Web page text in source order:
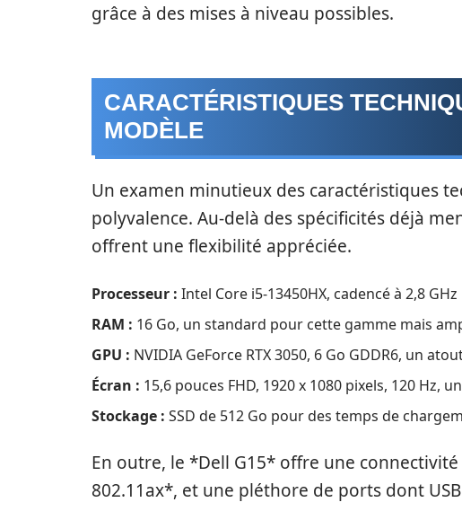
grâce à des mises à niveau possibles.
CARACTÉRISTIQUES
MODÈLE
Un examen minutieux des caractéristiques
polyvalence. Au-delà des spécificités déjà
offrent une flexibilité appréciée.
Processeur : Intel Core i5-13450HX, cadencé à 2,8 GHz
RAM : 16 Go, un standard pour cette gamme mais
GPU : NVIDIA GeForce RTX 3050, 6 Go GDDR6, un
Écran : 15,6 pouces FHD, 1920 x 1080 pixels, 120
Stockage : SSD de 512 Go pour des temps de
En outre, le *Dell G15* offre une
802.11ax*, et une pléthore de ports dont